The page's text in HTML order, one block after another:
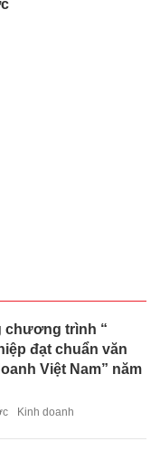
chương trình “
đạt chuẩn văn
Việt Nam” năm
Kinh doanh